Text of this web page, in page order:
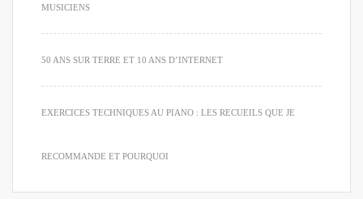
MUSICIENS
50 ANS SUR TERRE ET 10 ANS D’INTERNET
EXERCICES TECHNIQUES AU PIANO : LES RECUEILS QUE JE
RECOMMANDE ET POURQUOI